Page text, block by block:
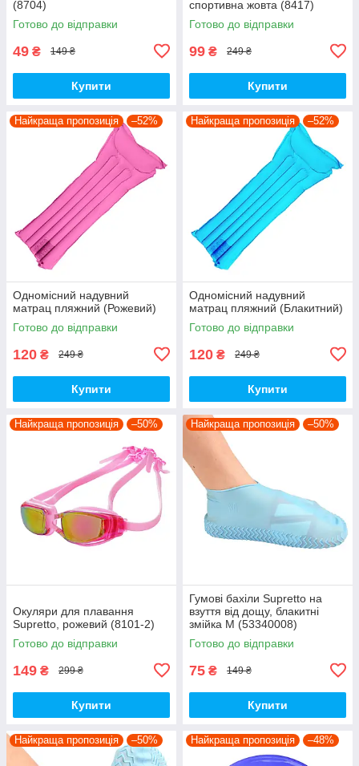
(8704)
Готово до відправки
49 ₴ 149 ₴
Купити
спортивна жовта (8417)
Готово до відправки
99 ₴ 249 ₴
Купити
Найкраща пропозиція –52%
Одномісний надувний
матрац пляжний (Рожевий)
Готово до відправки
120 ₴ 249 ₴
Купити
Найкраща пропозиція –52%
Одномісний надувний
матрац пляжний (Блакитний)
Готово до відправки
120 ₴ 249 ₴
Купити
Найкраща пропозиція –50%
Окуляри для плавання
Supretto, рожевий (8101-2)
Готово до відправки
149 ₴ 299 ₴
Купити
Найкраща пропозиція –50%
Гумові бахіли Supretto на
взуття від дощу, блакитні
змійка M (53340008)
Готово до відправки
75 ₴ 149 ₴
Купити
Найкраща пропозиція –50% Найкраща пропозиція –48%